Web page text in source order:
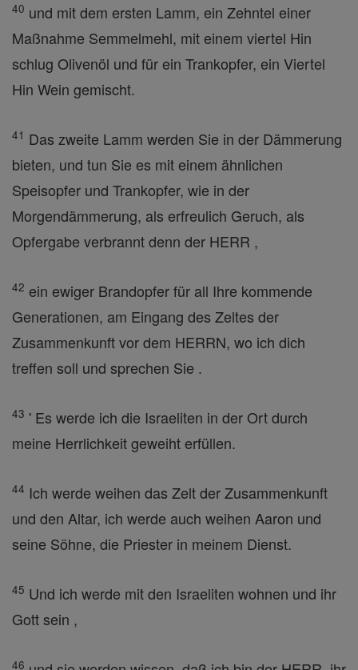
40 und mit dem ersten Lamm, ein Zehntel einer
Maßnahme Semmelmehl, mit einem viertel Hin
schlug Olivenöl und für ein Trankopfer, ein Viertel
Hin Wein gemischt.
41 Das zweite Lamm werden Sie in der Dämmerung
bieten, und tun Sie es mit einem ähnlichen
Speisopfer und Trankopfer, wie in der
Morgendämmerung, als erfreulich Geruch, als
Opfergabe verbrannt denn der HERR ,
42 ein ewiger Brandopfer für all Ihre kommende
Generationen, am Eingang des Zeltes der
Zusammenkunft vor dem HERRN, wo ich dich
treffen soll und sprechen Sie .
43 ' Es werde ich die Israeliten in der Ort durch
meine Herrlichkeit geweiht erfüllen.
44 Ich werde weihen das Zelt der Zusammenkunft
und den Altar, ich werde auch weihen Aaron und
seine Söhne, die Priester in meinem Dienst.
45 Und ich werde mit den Israeliten wohnen und ihr
Gott sein ,
46